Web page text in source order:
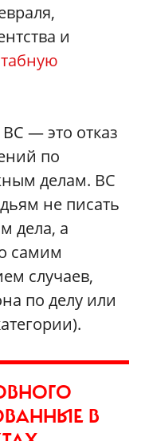
и
— это отказ
по
делам. ВС
не писать
дела, а
самим
случаев,
по делу или
В